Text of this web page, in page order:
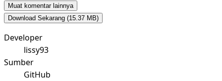
Muat komentar lainnya
Download Sekarang (15.37 MB)
Developer
lissy93
Sumber
GitHub